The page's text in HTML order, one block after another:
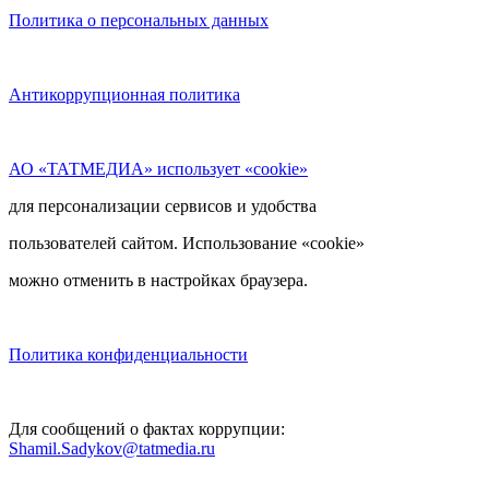
Политика о персональных данных
Антикоррупционная политика
АО «ТАТМЕДИА» использует «cookie»
для персонализации сервисов и удобства
пользователей сайтом. Использование «cookie»
можно отменить в настройках браузера.
Политика конфиденциальности
Для сообщений о фактах коррупции:
Shamil.Sadykov@tatmedia.ru